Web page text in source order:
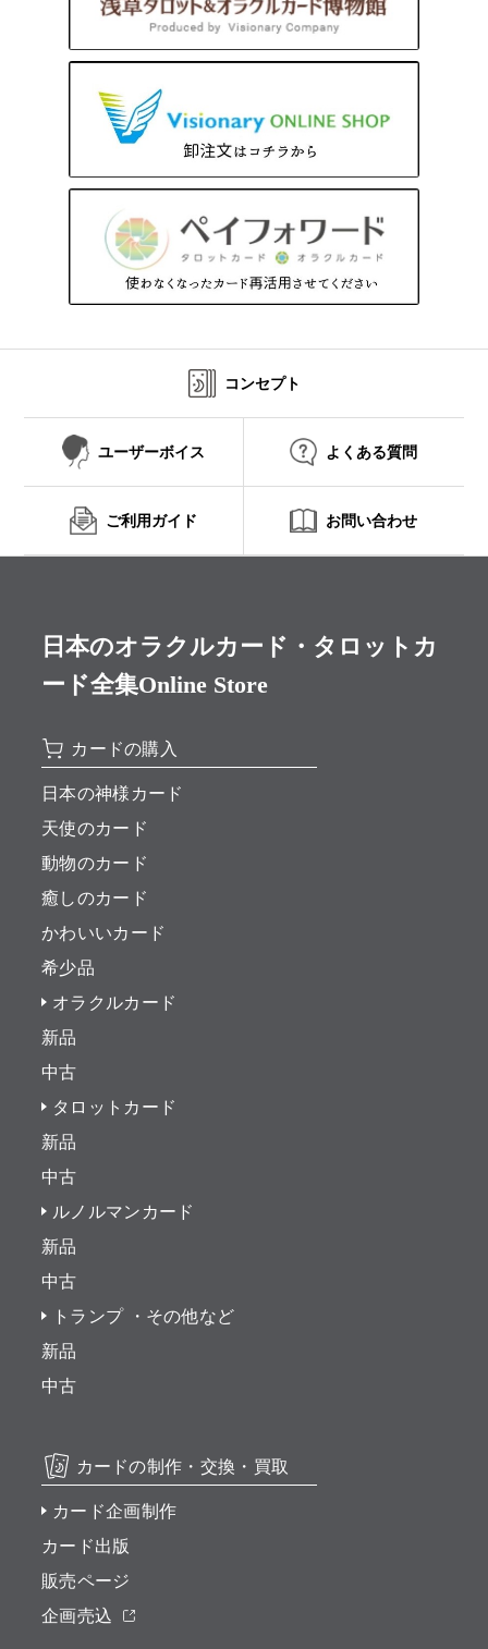
コンセプト
ユーザーボイス よくある質問
ご利用ガイド お問い合わせ
日本のオラクルカード・タロットカ
ード全集Online Store
カードの購入
日本の神様カード
天使のカード
動物のカード
癒しのカード
かわいいカード
希少品
オラクルカード
新品
中古
タロットカード
新品
中古
ルノルマンカード
新品
中古
トランプ ・その他など
新品
中古
カードの制作・交換・買取
カード企画制作
カード出版
販売ページ
企画売込